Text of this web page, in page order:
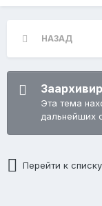
НАЗАД
Эта тема
дальнейших
Перейти к